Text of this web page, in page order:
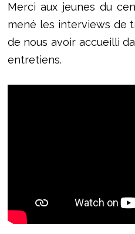
Merci aux jeunes du
mené les interviews de
de nous avoir accueilli
entretiens.